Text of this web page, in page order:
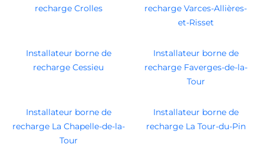
recharge Crolles
recharge Varces-Allières-
et-Risset
Installateur borne de
recharge Cessieu
Installateur borne de
recharge Faverges-de-la-
Tour
Installateur borne de
recharge La Chapelle-de-la-
Tour
Installateur borne de
recharge La Tour-du-Pin